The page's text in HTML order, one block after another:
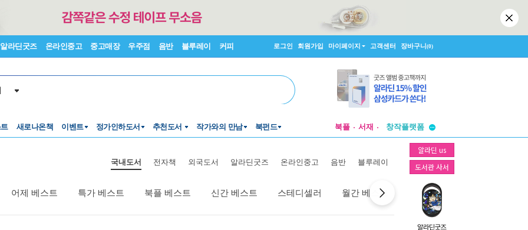
알라딘굿즈 온라인중고 중고매장 우주점 음반 블루레이 커피 로그인 회원가입 마이페이지 고객센터 장바구니(0)
새로나온책 이벤트 정가인하도서 추천도서 작가와의 만남 북펀드 북플 서재
창작플랫폼
투비컨티뉴드
알라딘 us
도서관 사서
국내도서 전자책 외국도서 알라딘굿즈 온라인중고 음반 블루레이
어제 베스트 특가 베스트 북플 베스트 신간 베스트 스테디셀러 월간 베스트 역대 베스트